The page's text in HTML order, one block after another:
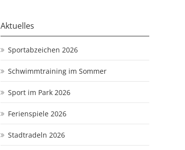
Aktuelles
Sportabzeichen 2026
Schwimmtraining im Sommer
Sport im Park 2026
Ferienspiele 2026
Stadtradeln 2026